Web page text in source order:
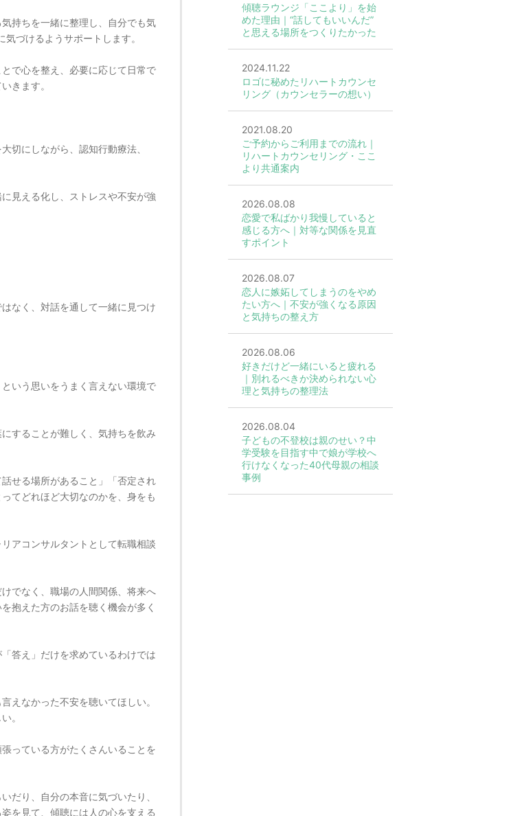
持ちを一緒に整理し、自分でも気
気づけるようサポートします。
で心を整え、必要に応じて日常で
きます。
切にしながら、認知行動療法、
見える化し、ストレスや不安が強
なく、対話を通して一緒に見つけ
いう思いをうまく言えない環境で
することが難しく、気持ちを飲み
せる場所があること」「否定され
てどれほど大切なのかを、身をも
アコンサルタントとして転職相談
でなく、職場の人間関係、将来へ
抱えた方のお話を聴く機会が多く
答え」だけを求めているわけでは
えなかった不安を聴いてほしい。
。
っている方がたくさんいることを
だり、自分の本音に気づいたり、
を見て、傾聴には人の心を支える
傾聴ラウンジ「ここより」を始
めた理由｜“話してもいいんだ”
と思える場所をつくりたかった
2024.11.22
ロゴに秘めたリハートカウンセ
リング（カウンセラーの想い）
2021.08.20
ご予約からご利用までの流れ｜
リハートカウンセリング・ここ
より共通案内
2026.08.08
恋愛で私ばかり我慢していると
感じる方へ｜対等な関係を見直
すポイント
2026.08.07
恋人に嫉妬してしまうのをやめ
たい方へ｜不安が強くなる原因
と気持ちの整え方
2026.08.06
好きだけど一緒にいると疲れる
｜別れるべきか決められない心
理と気持ちの整理法
2026.08.04
子どもの不登校は親のせい？中
学受験を目指す中で娘が学校へ
行けなくなった40代母親の相談
事例